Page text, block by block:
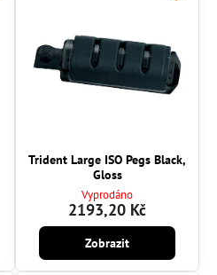
Trident Large ISO Pegs Black,
Gloss
Vyprodáno
2193,20 Kč
Zobrazit